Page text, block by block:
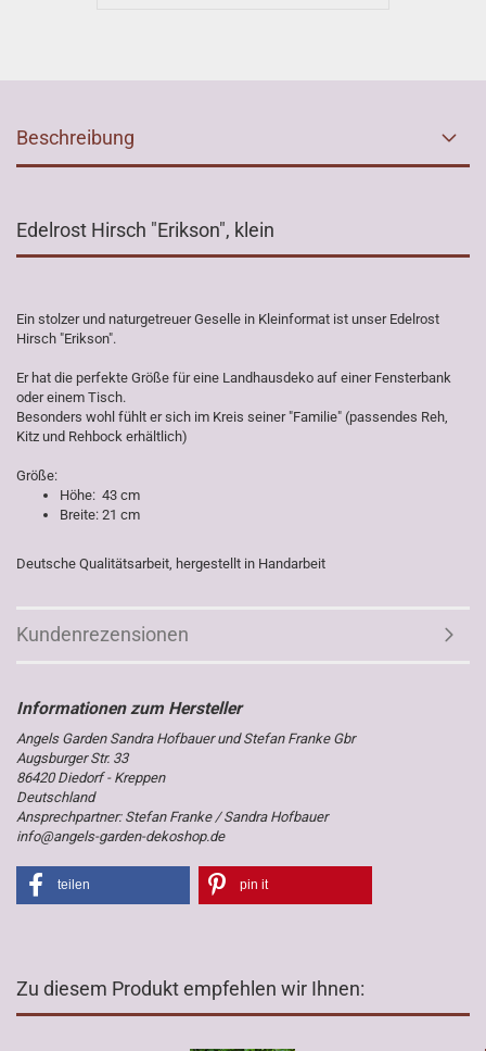
Beschreibung
Edelrost Hirsch "Erikson", klein
Ein stolzer und naturgetreuer Geselle in Kleinformat ist unser Edelrost
Hirsch "Erikson".
Er hat die perfekte Größe für eine Landhausdeko auf einer Fensterbank
oder einem Tisch.
Besonders wohl fühlt er sich im Kreis seiner "Familie" (passendes Reh,
Kitz und Rehbock erhältlich)
Größe:
Höhe: 43 cm
Breite: 21 cm
Deutsche Qualitätsarbeit, hergestellt in Handarbeit
Kundenrezensionen
Angels Garden Sandra Hofbauer und Stefan Franke Gbr
Augsburger Str. 33
86420 Diedorf - Kreppen
Deutschland
Ansprechpartner: Stefan Franke / Sandra Hofbauer
info@angels-garden-dekoshop.de
teilen pin it
Zu diesem Produkt empfehlen wir Ihnen: